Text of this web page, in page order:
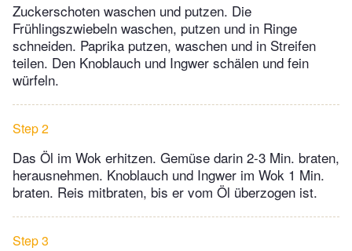
Zuckerschoten waschen und putzen. Die
Frühlingszwiebeln waschen, putzen und in Ringe
schneiden. Paprika putzen, waschen und in Streifen
teilen. Den Knoblauch und Ingwer schälen und fein
würfeln.
Step 2
Das Öl im Wok erhitzen. Gemüse darin 2-3 Min. braten,
herausnehmen. Knoblauch und Ingwer im Wok 1 Min.
braten. Reis mitbraten, bis er vom Öl überzogen ist.
Step 3